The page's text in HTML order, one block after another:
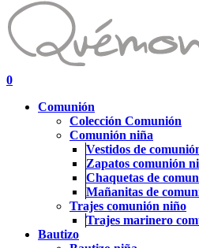
Close
Search
search
account
0
Comunión
Colección Comunión
Comunión niña
Vestidos de
Zapatos comunión
Chaquetas de
Mañanitas de
Trajes comunión niño
Trajes marinero
Bautizo